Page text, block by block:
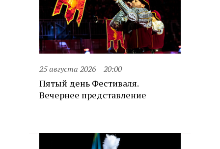
25 августа 2026 20:00
Пятый день Фестиваля.
Вечернее представление